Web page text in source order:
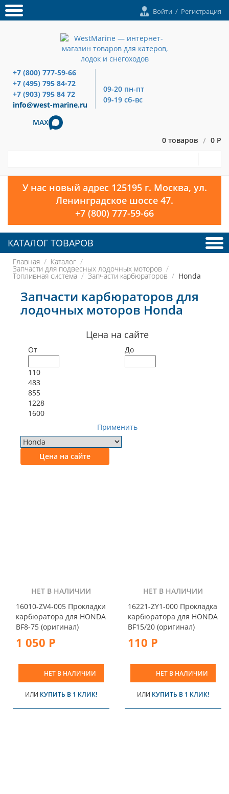
Войти / Регистрация
+7 (800) 777-59-66
+7 (495) 795 84-72
+7 (903) 795 84 72
info@west-marine.ru
09-20 пн-пт
09-19 сб-вс
MAX
0 товаров / 0 Р
У нас новый адрес 125195 г. Москва, ул.
Ленинградское шоссе 47.
+7 (800) 777-59-66
КАТАЛОГ ТОВАРОВ
Главная Каталог
Запчасти для подвесных лодочных моторов
Топливная система Запчасти карбюраторов Honda
Запчасти карбюраторов для
лодочных моторов Honda
Цена на сайте
От До
110
483
855
1228
1600
Применить
Цена на сайте
НЕТ В НАЛИЧИИ
16010-ZV4-005 Прокладки
карбюратора для HONDA
BF8-75 (оригинал)
1 050 Р
НЕТ В НАЛИЧИИ
ИЛИ КУПИТЬ В 1 КЛИК!
НЕТ В НАЛИЧИИ
16221-ZY1-000 Прокладка
карбюратора для HONDA
BF15/20 (оригинал)
110 Р
НЕТ В НАЛИЧИИ
ИЛИ КУПИТЬ В 1 КЛИК!